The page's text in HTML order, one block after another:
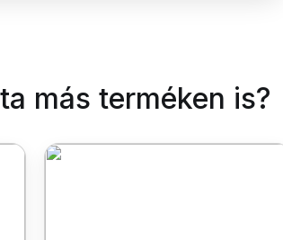
más terméken is?